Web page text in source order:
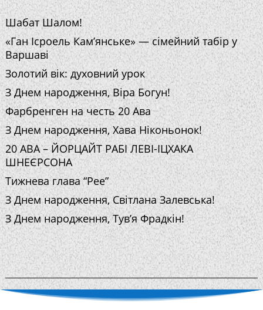
Шабат Шалом!
«Ган Ісроель Кам’янське» — сімейний табір у
Варшаві
Золотий вік: духовний урок
З Днем народження, Віра Богун!
Фарбренген на честь 20 Ава
З Днем народження, Хава Ніконьонок!
20 АВА – ЙОРЦАЙТ РАБІ ЛЕВІ-ІЦХАКА
ШНЕЄРСОНА
Тижнева глава “Рее”
З Днем народження, Світлана Залевська!
З Днем народження, Тув’я Фрадкін!